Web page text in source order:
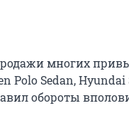
многих
Polo Sedan, Hyundai
обороты